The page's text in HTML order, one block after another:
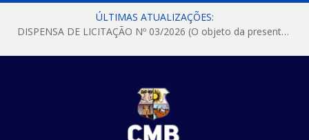
ÚLTIMAS ATUALIZAÇÕES:
DISPENSA DE LICITAÇÃO Nº 03/2026 (O objeto da presente dispensa é a escolha da proposta mais vantajosa para a aquisição, de aparelhos de ar condicionado, tipo Split, com material de instalação e fogão industrial, conforme condições, quantidades e exigências estabelecidas no termo de referencia e neste aviso de contratação direta e seus anexos)